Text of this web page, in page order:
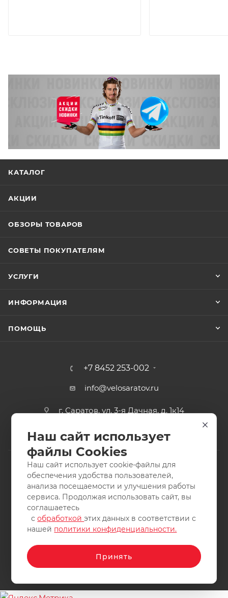
КАТАЛОГ
АКЦИИ
ОБЗОРЫ ТОВАРОВ
СОВЕТЫ ПОКУПАТЕЛЯМ
УСЛУГИ
ИНФОРМАЦИЯ
ПОМОЩЬ
+7 8452 253-002
info@velosaratov.ru
г. Саратов, ул. 3-я Дачная, д. 1к14
2011-2026 © интернет-магазин спортивных товаров
ВелоСаратов. Не является публичной офертой. Все права
защищены. Заимствование материалов и фотографий
запрещено.
Наш сайт использует
файлы Cookies
Наш сайт использует cookie-файлы для
обеспечения удобства пользователей,
анализа посещаемости и улучшения работы
сервиса. Продолжая использовать сайт, вы
соглашаетесь
собработкойэтих данных в соответствии с
нашей политики конфиденциальности.
Принять